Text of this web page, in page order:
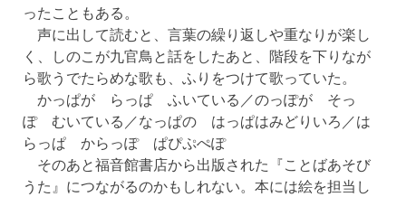
ったこともある。
声に出して読むと、言葉の繰り返しや重なりが楽し
く、しのこが九官鳥と話をしたあと、階段を下りなが
ら歌うでたらめな歌も、ふりをつけて歌っていた。
かっぱが らっぱ ふいている／のっぽが そっ
ぽ むいている／なっぱの はっぱはみどりいろ／は
らっぱ からっぽ ぱぴぷぺぽ
そのあと福音館書店から出版された『ことばあそび
うた』につながるのかもしれない。本には絵を担当し